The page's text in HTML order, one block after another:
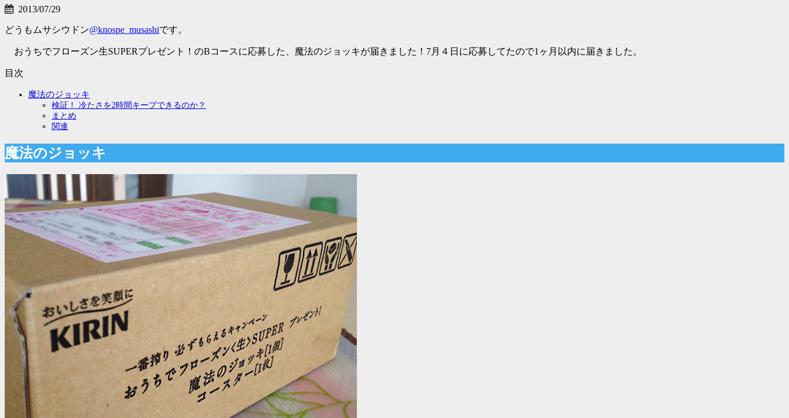
2013/07/29
どうもムサシウドン@knospe_musashiです。
おうちでフローズン生SUPERプレゼント！のBコースに応募した、魔法のジョッキが届きました！7月４日に応募してたので1ヶ月以内に届きました。
目次
魔法のジョッキ
検証！ 冷たさを2時間キープできるのか？
まとめ
関連
魔法のジョッキ